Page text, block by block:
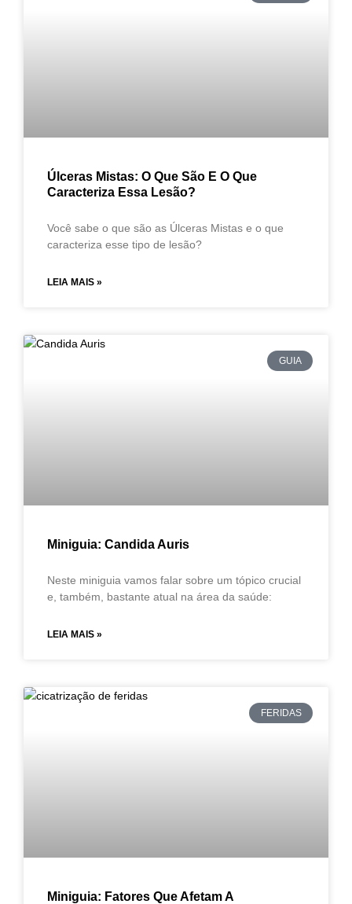
Úlceras Mistas: O Que São E O Que
Caracteriza Essa Lesão?
Você sabe o que são as Úlceras Mistas e o que
caracteriza esse tipo de lesão?
LEIA MAIS »
GUIA
Miniguia: Candida Auris
Neste miniguia vamos falar sobre um tópico crucial
e, também, bastante atual na área da saúde:
LEIA MAIS »
FERIDAS
Miniguia: Fatores Que Afetam A